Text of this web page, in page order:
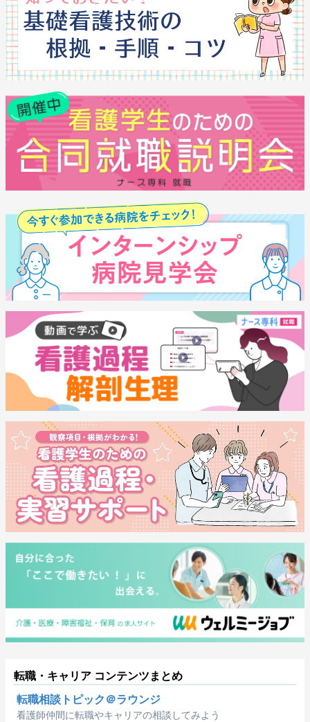
転職・キャリア コンテンツまとめ
転職相談トピック＠ラウンジ
看護師仲間に転職やキャリアの相談してみよう